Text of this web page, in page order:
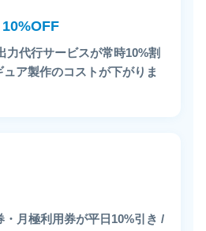
力代行サービスが常時10%割
ア製作のコストが下がりま
・月極利用券が平日10%引き /